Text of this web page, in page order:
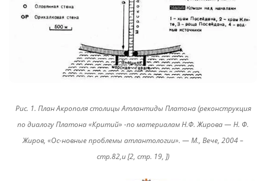
Рис. 1. План Акрополя столицы Атлантиды Платона (реконструкция
по диалогу Платона «Критий» -по материалам Н.Ф. Жирова — Н. Ф.
Жиров, «Ос-новные проблемы атлантологии». — М., Вече, 2004 –
стр.82,и [2, стр. 19, ])